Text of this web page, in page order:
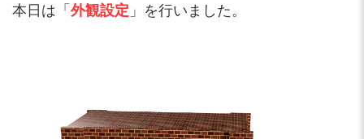
本日は「外観設定 」を行いました。